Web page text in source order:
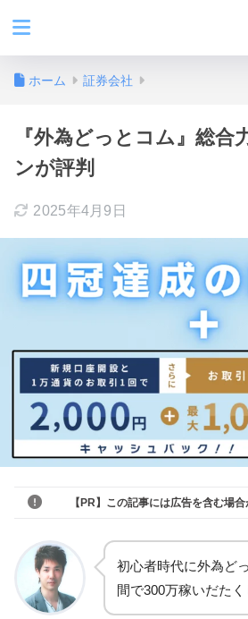
ホーム 証券会社
『外為どっとコム』総合
ンが評判
2025年4月9日
【PR】この記事には広告を含む場合
初心者時代に外為ど
間で300万稼いだたく